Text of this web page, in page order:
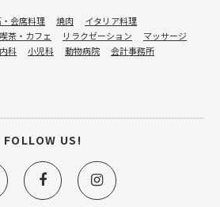
会席料理 焼肉
イタリア料理
喫茶・カフェ リラクゼーション
マッサージ
内科 小児科 動物病院
会計事務所
FOLLOW US!